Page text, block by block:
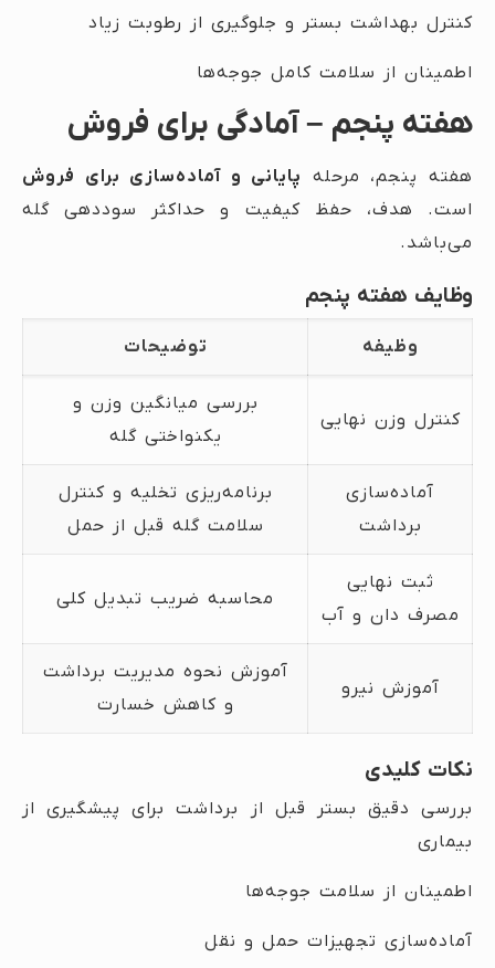
کنترل بهداشت بستر و جلوگیری از رطوبت زیاد
اطمینان از سلامت کامل جوجه‌ها
هفته پنجم – آمادگی برای فروش
هفته پنجم، مرحله پایانی و آماده‌سازی برای فروش
است. هدف، حفظ کیفیت و حداکثر سوددهی گله
می‌باشد.
وظایف هفته پنجم
وظیفه توضیحات
کنترل وزن نهایی
بررسی میانگین وزن و
یکنواختی گله
آماده‌سازی
برداشت
برنامه‌ریزی تخلیه و کنترل
سلامت گله قبل از حمل
ثبت نهایی
مصرف دان و آب
محاسبه ضریب تبدیل کلی
آموزش نیرو
آموزش نحوه مدیریت برداشت
و کاهش خسارت
نکات کلیدی
بررسی دقیق بستر قبل از برداشت برای پیشگیری از
بیماری
اطمینان از سلامت جوجه‌ها
آماده‌سازی تجهیزات حمل و نقل